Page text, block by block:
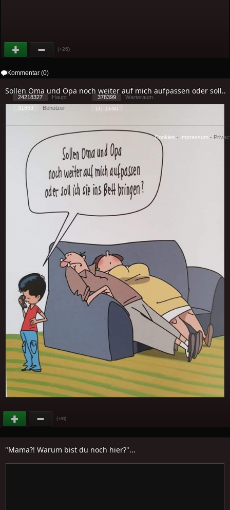
(+26)
Kommentar (0)
Sollen Oma und Opa noch weiter auf mich aufpassen oder soll..
(+83)
"Mama?! Warum bist du noch hier?"...
24218327 Haupt 378399
Warteraum
31869
Benutzer [ 1 ] - ( 2.43 )
Cookies - Impressum -